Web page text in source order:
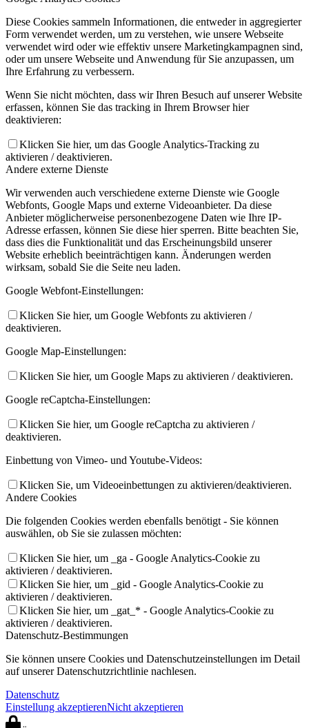
Diese Cookies sammeln Informationen, die entweder in aggregierter
Form verwendet werden, um zu verstehen, wie unsere Webseite
verwendet wird oder wie effektiv unsere Marketingkampagnen sind,
oder um unsere Webseite und Anwendung für Sie anzupassen, um
Ihre Erfahrung zu verbessern.
Wenn Sie nicht möchten, dass wir Ihren Besuch auf unserer Website
erfassen, können Sie das tracking in Ihrem Browser hier
deaktivieren:
Klicken Sie hier, um das Google Analytics-Tracking zu
aktivieren / deaktivieren.
Andere externe Dienste
Wir verwenden auch verschiedene externe Dienste wie Google
Webfonts, Google Maps und externe Videoanbieter. Da diese
Anbieter möglicherweise personenbezogene Daten wie Ihre IP-
Adresse erfassen, können Sie diese hier sperren. Bitte beachten Sie,
dass dies die Funktionalität und das Erscheinungsbild unserer
Website erheblich beeinträchtigen kann. Änderungen werden
wirksam, sobald Sie die Seite neu laden.
Google Webfont-Einstellungen:
Klicken Sie hier, um Google Webfonts zu aktivieren /
deaktivieren.
Google Map-Einstellungen:
Klicken Sie hier, um Google Maps zu aktivieren / deaktivieren.
Google reCaptcha-Einstellungen:
Klicken Sie hier, um Google reCaptcha zu aktivieren /
deaktivieren.
Einbettung von Vimeo- und Youtube-Videos:
Klicken Sie, um Videoeinbettungen zu aktivieren/deaktivieren.
Andere Cookies
Die folgenden Cookies werden ebenfalls benötigt - Sie können
auswählen, ob Sie sie zulassen möchten:
Klicken Sie hier, um _ga - Google Analytics-Cookie zu
aktivieren / deaktivieren.
Klicken Sie hier, um _gid - Google Analytics-Cookie zu
aktivieren / deaktivieren.
Klicken Sie hier, um _gat_* - Google Analytics-Cookie zu
aktivieren / deaktivieren.
Datenschutz-Bestimmungen
Sie können unsere Cookies und Datenschutzeinstellungen im Detail
auf unserer Datenschutzrichtlinie nachlesen.
Datenschutz
Einstellung akzeptierenNicht akzeptieren